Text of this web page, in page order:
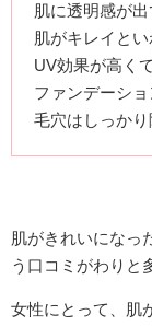
肌に透明感が
肌がキレイと
UV効果が高く
ファンデーシ
毛穴はしっか
肌がきれいになっ
う口コミがわりと
女性にとって、肌